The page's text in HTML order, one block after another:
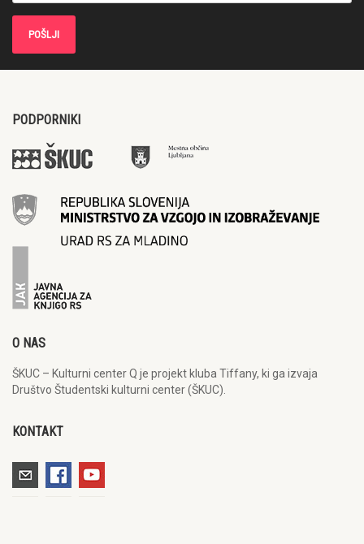
PODPORNIKI
O NAS
ŠKUC – Kulturni center Q je projekt kluba Tiffany, ki ga izvaja
Društvo Študentski kulturni center (ŠKUC).
KONTAKT